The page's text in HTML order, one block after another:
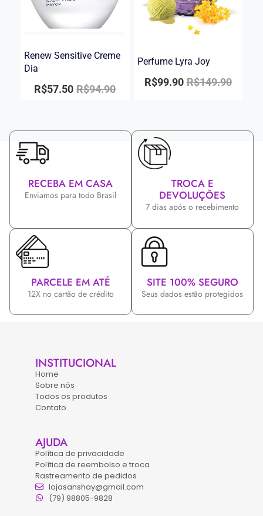
Renew Sensitive Creme
Dia
R$94.90
R$57.50
Perfume Lyra Joy
R$149.90
R$99.90
RECEBA EM CASA
Enviamos para todo Brasil
TROCA E
DEVOLUÇÕES
7 dias após o recebimento
PARCELE EM ATÉ
12X no cartão de crédito
SITE 100% SEGURO
Seus dados estão protegidos
INSTITUCIONAL
Home
Sobre nós
Todos os produtos
Contato
AJUDA
Política de privacidade
Política de reembolso e troca
Rastreamento de pedidos
lojasanshay@gmail.com
(79) 98805-9828